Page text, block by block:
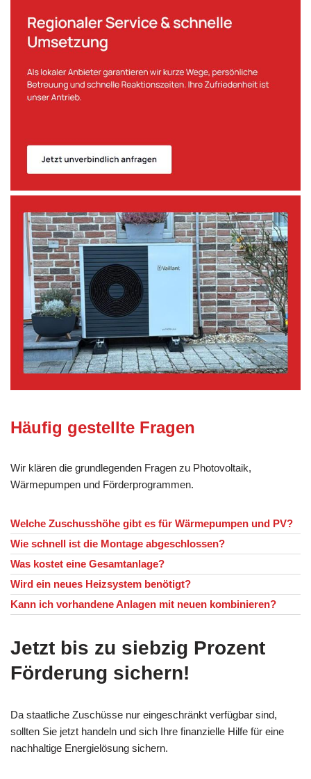
Häufig gestellte Fragen
Wir klären die grundlegenden Fragen zu Photovoltaik,
Wärmepumpen und Förderprogrammen.
Welche Zuschusshöhe gibt es für Wärmepumpen und PV?
Wie schnell ist die Montage abgeschlossen?
Was kostet eine Gesamtanlage?
Wird ein neues Heizsystem benötigt?
Kann ich vorhandene Anlagen mit neuen kombinieren?
Jetzt bis zu siebzig Prozent
Förderung sichern!
Da staatliche Zuschüsse nur eingeschränkt verfügbar sind,
sollten Sie jetzt handeln und sich Ihre finanzielle Hilfe für eine
nachhaltige Energielösung sichern.